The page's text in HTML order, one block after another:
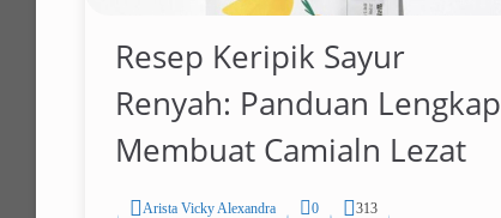
Resep Keripik Sayur
Renyah: Panduan Lengkap
Membuat Camialn Lezat
Arista Vicky Alexandra 0
313